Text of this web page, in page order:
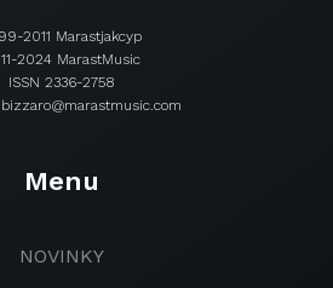
2011 Marastjakcyp
2024 MarastMusic
ISSN 2336-2758
Menu
NOVINKY